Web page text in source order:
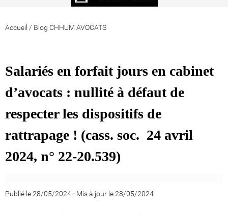
Accueil / Blog CHHUM AVOCATS
Salariés en forfait jours en cabinet
d’avocats : nullité à défaut de
respecter les dispositifs de
rattrapage ! (cass. soc. 24 avril
2024, n° 22-20.539)
Publié le 28/05/2024- Mis à jour le 28/05/2024